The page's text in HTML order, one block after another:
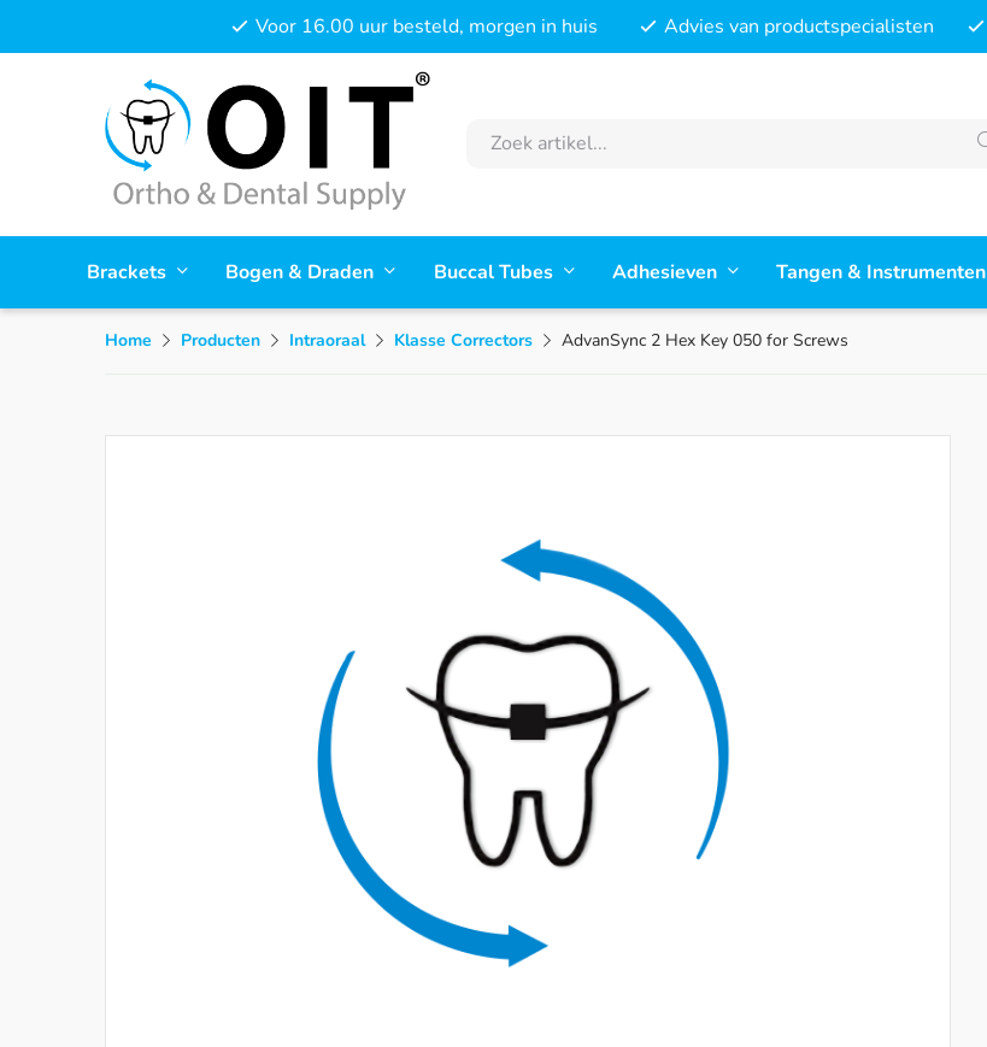
Voor 16.00 uur besteld, morgen in huis Advies van productspecialisten
Brackets Bogen & Draden Buccal Tubes Adhesieven Tangen & Instrumenten
Home Producten Intraoraal Klasse Correctors AdvanSync 2 Hex Key 050 for Screws